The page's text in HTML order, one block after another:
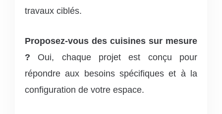
travaux ciblés.
Proposez-vous des cuisines sur mesure
? Oui, chaque projet est conçu pour
répondre aux besoins spécifiques et à la
configuration de votre espace.